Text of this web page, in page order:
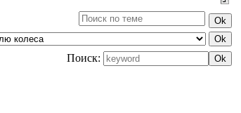
Поиск: